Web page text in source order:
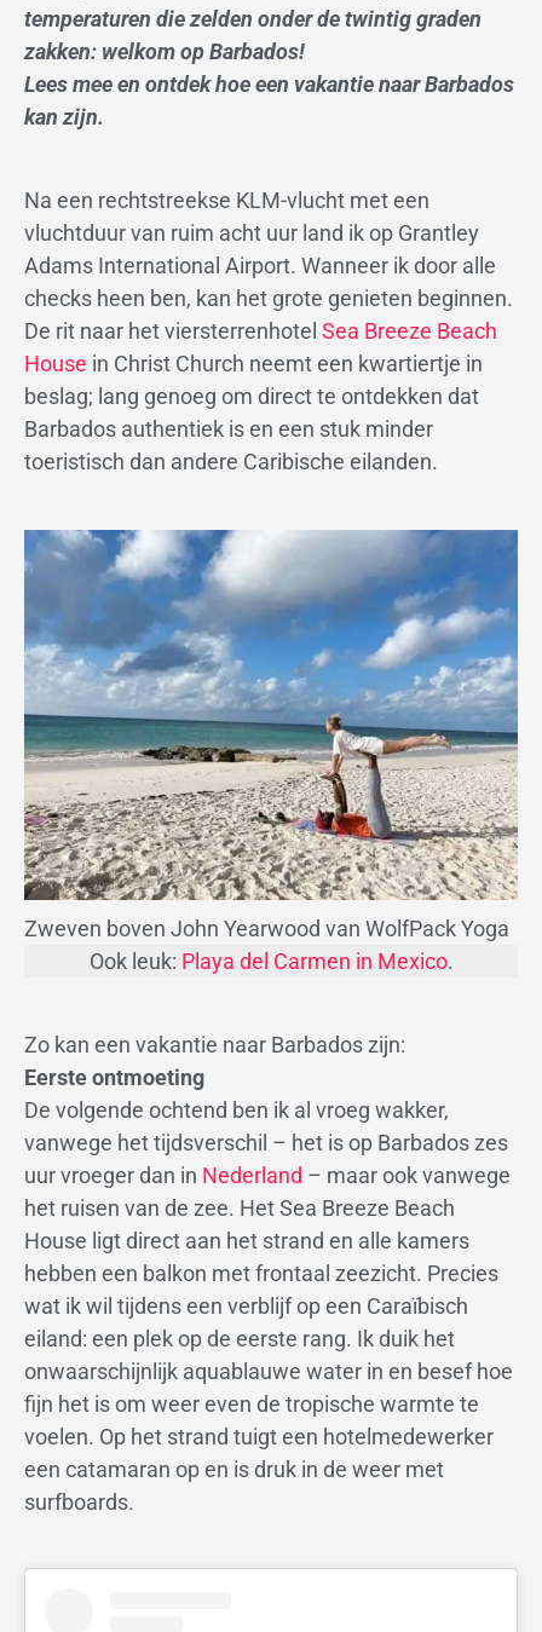
temperaturen die zelden onder de twintig graden
zakken: welkom op Barbados!
Lees mee en ontdek hoe een vakantie naar Barbados
kan zijn.
Na een rechtstreekse KLM-vlucht met een
vluchtduur van ruim acht uur land ik op Grantley
Adams International Airport. Wanneer ik door alle
checks heen ben, kan het grote genieten beginnen.
De rit naar het viersterrenhotel Sea Breeze Beach
House in Christ Church neemt een kwartiertje in
beslag; lang genoeg om direct te ontdekken dat
Barbados authentiek is en een stuk minder
toeristisch dan andere Caribische eilanden.
Zweven boven John Yearwood van WolfPack Yoga
Ook leuk: Playa del Carmen in Mexico.
Zo kan een vakantie naar Barbados zijn:
Eerste ontmoeting
De volgende ochtend ben ik al vroeg wakker,
vanwege het tijdsverschil – het is op Barbados zes
uur vroeger dan in Nederland – maar ook vanwege
het ruisen van de zee. Het Sea Breeze Beach
House ligt direct aan het strand en alle kamers
hebben een balkon met frontaal zeezicht. Precies
wat ik wil tijdens een verblijf op een Caraïbisch
eiland: een plek op de eerste rang. Ik duik het
onwaarschijnlijk aquablauwe water in en besef hoe
fijn het is om weer even de tropische warmte te
voelen. Op het strand tuigt een hotelmedewerker
een catamaran op en is druk in de weer met
surfboards.